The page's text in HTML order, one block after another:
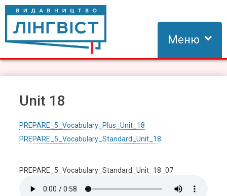
Skip
content
Видавництво Лінгвіст
Видавництво Лінгвіст – адаптація та створення видань для
Меню
Unit 18
PREPARE_5_Vocabulary_Plus_Unit_18
PREPARE_5_Vocabulary_Standard_Unit_18
PREPARE_5_Vocabulary_Standard_Unit_18_07